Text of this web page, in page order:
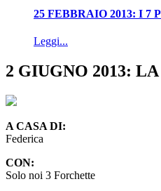
25 FEBBRAIO 2013: I 7
Leggi...
2 GIUGNO 2013:
A CASA DI:
Federica
CON:
Solo noi 3 Forchette